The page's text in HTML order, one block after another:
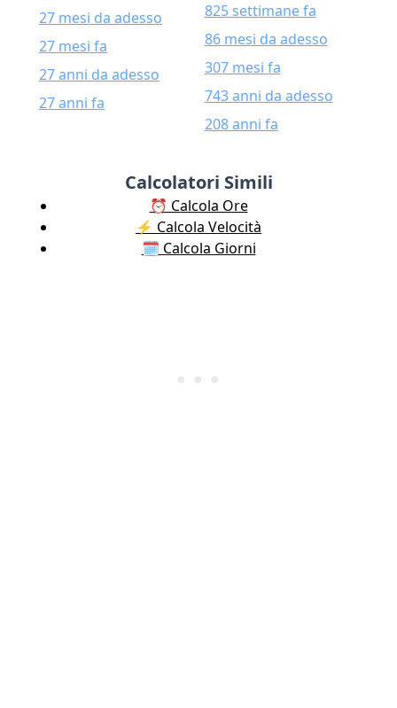
27 mesi da adesso
27 mesi fa
27 anni da adesso
27 anni fa
825 settimane fa
86 mesi da adesso
307 mesi fa
743 anni da adesso
208 anni fa
Calcolatori Simili
⏰ Calcola Ore
⚡️ Calcola Velocità
🗓️ Calcola Giorni